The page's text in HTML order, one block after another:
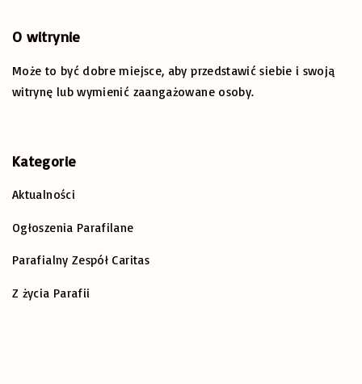
O witrynie
Może to być dobre miejsce, aby przedstawić siebie i swoją
witrynę lub wymienić zaangażowane osoby.
Kategorie
Aktualności
Ogłoszenia Parafilane
Parafialny Zespół Caritas
Z życia Parafii